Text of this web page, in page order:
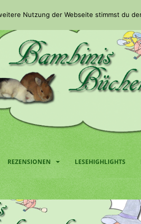
REZENSIONEN LESEHIGHLIGHTS
Nutzung der Webseite stimmst du